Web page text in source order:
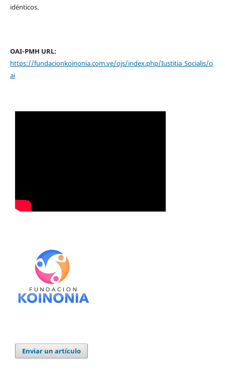
idénticos.
OAI-PMH URL:
https://fundacionkoinonia.com.ve/ojs/index.php/Iustitia_Socialis/o
ai
Enviar un artículo